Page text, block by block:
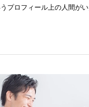
プロフィール上の人間が